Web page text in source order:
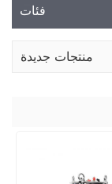
فئات
منتجات جديدة